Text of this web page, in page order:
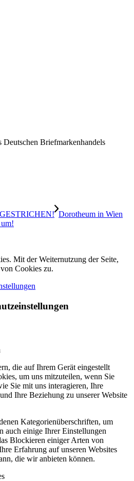
Briefmarkenhandels
Dorotheum in Wien
Mit der Weiternutzung der Seite,
Cookies zu.
die auf Ihrem Gerät eingestellt
um uns mitzuteilen, wenn Sie
Sie mit uns interagieren, Ihre
Ihre Beziehung zu unserer Website
Kategorienüberschriften, um
auch einige Ihrer Einstellungen
Blockieren einiger Arten von
Erfahrung auf unseren Websites
die wir anbieten können.